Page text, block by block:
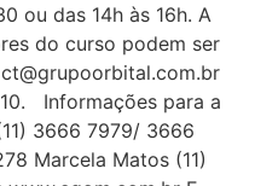
ou das 14h às 16h. A
do curso podem ser
Informações para a
3666 7979/ 3666
Marcela Matos (11)